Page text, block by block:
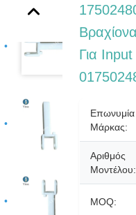
Για
Επωνυμία
Μάρκας:
Αριθμός
Μοντέλου:
MOQ: